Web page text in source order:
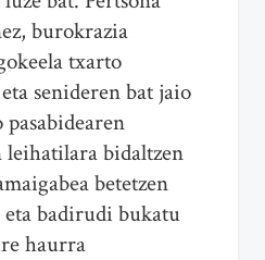
burokrazia
txarto
senideren bat jaio
leihatilara bidaltzen
betetzen
badirudi bukatu
haurra